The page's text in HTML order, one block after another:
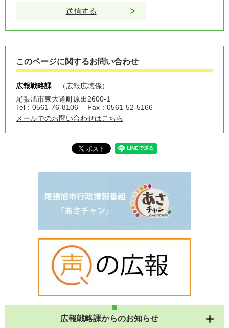
このページに関するお問い合わせ
広報戦略課
広報広聴係
尾張旭市東大道町原田2600-1
Tel：0561-76-8106
Fax：0561-52-5166
メールでのお問い合わせはこちら
広報戦略課からのお知らせ